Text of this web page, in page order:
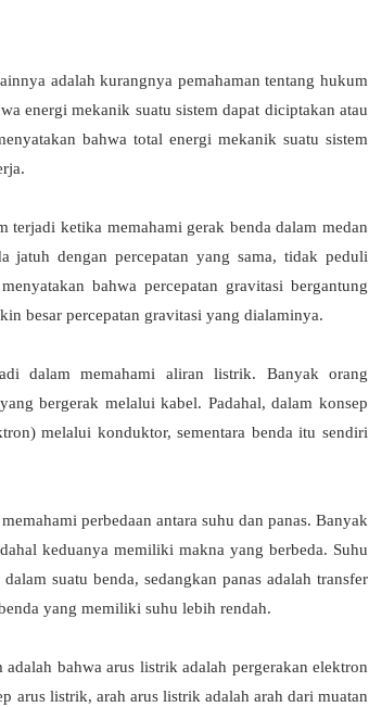
adalah kurangnya pemahaman tentang hukum
energi mekanik suatu sistem dapat diciptakan atau
bahwa total energi mekanik suatu sistem
terjadi ketika memahami gerak benda dalam medan
jatuh dengan percepatan yang sama, tidak peduli
bahwa percepatan gravitasi bergantung
besar percepatan gravitasi yang dialaminya.
dalam memahami aliran listrik. Banyak orang
bergerak melalui kabel. Padahal, dalam konsep
melalui konduktor, sementara benda itu sendiri
perbedaan antara suhu dan panas. Banyak
keduanya memiliki makna yang berbeda. Suhu
suatu benda, sedangkan panas adalah transfer
yang memiliki suhu lebih rendah.
bahwa arus listrik adalah pergerakan elektron
arus listrik, arah arus listrik adalah arah dari muatan